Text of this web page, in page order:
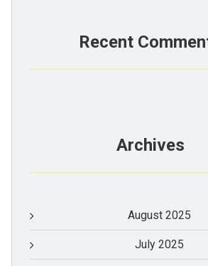
Recent
Archives
August 2025
July 2025